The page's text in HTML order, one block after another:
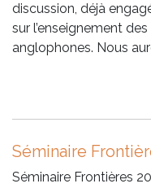
discussion, déjà
sur l’enseignement
anglophones. Nous
Séminaire
Séminaire Frontières